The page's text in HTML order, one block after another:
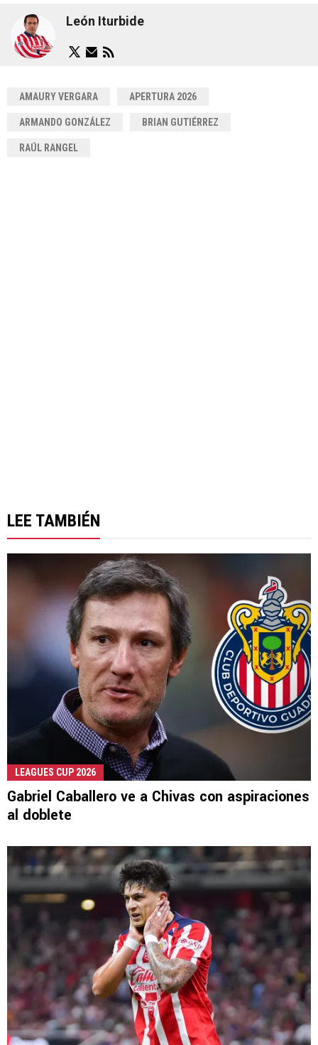
León Iturbide
AMAURY VERGARA APERTURA 2026
ARMANDO GONZÁLEZ BRIAN GUTIÉRREZ
RAÚL RANGEL
LEE TAMBIÉN
LEAGUES CUP 2026
Gabriel Caballero ve a Chivas con aspiraciones
al doblete